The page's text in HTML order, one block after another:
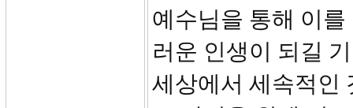
예수님을 통해 이
러운 인생이 되길
세상에서 세속적인